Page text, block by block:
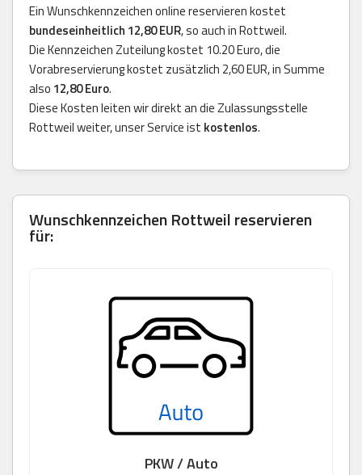
Ein Wunschkennzeichen online reservieren kostet
bundeseinheitlich 12,80 EUR, so auch in Rottweil.
Die Kennzeichen Zuteilung kostet 10.20 Euro, die
Vorabreservierung kostet zusätzlich 2,60 EUR, in Summe
also 12,80 Euro.
Diese Kosten leiten wir direkt an die Zulassungsstelle
Rottweil weiter, unser Service ist kostenlos.
Wunschkennzeichen Rottweil reservieren
für:
PKW / Auto